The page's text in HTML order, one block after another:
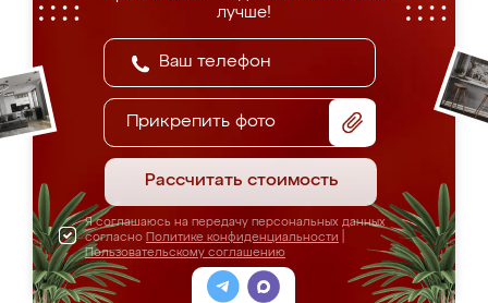
лучше!
Прикрепить фото
Рассчитать стоимость
Я соглашаюсь на передачу персональных данных
согласно Политике конфиденциальности
Пользовательскому соглашению